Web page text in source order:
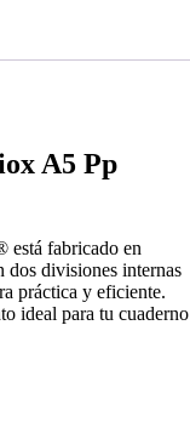
A5 Pp
fabricado en
dos divisiones internas
práctica y eficiente.
ideal para tu cuaderno